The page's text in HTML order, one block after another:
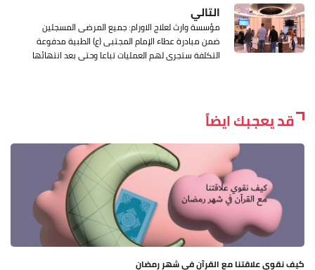
التالي
مؤسسة وارث لعلاج الاورام: جميع المرضى المسجلين
ضمن مبادرة عطاء الإمام المجتبى (ع) الطبية مدفوعة
التكلفة ستجرى لهم العمليات تباعا وحتى بعد انتهائها
قد يعجبك ايضاً
كيف نقوي علاقتنا مع القرآن في شهر رمضان